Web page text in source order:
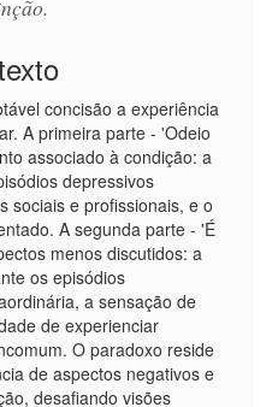
concisão a experiência
A primeira parte - 'Odeio
associado à condição: a
depressivos
sociais e profissionais, e o
A segunda parte - 'É
menos discutidos: a
os episódios
a sensação de
de experienciar
O paradoxo reside
de aspectos negativos e
desafiando visões